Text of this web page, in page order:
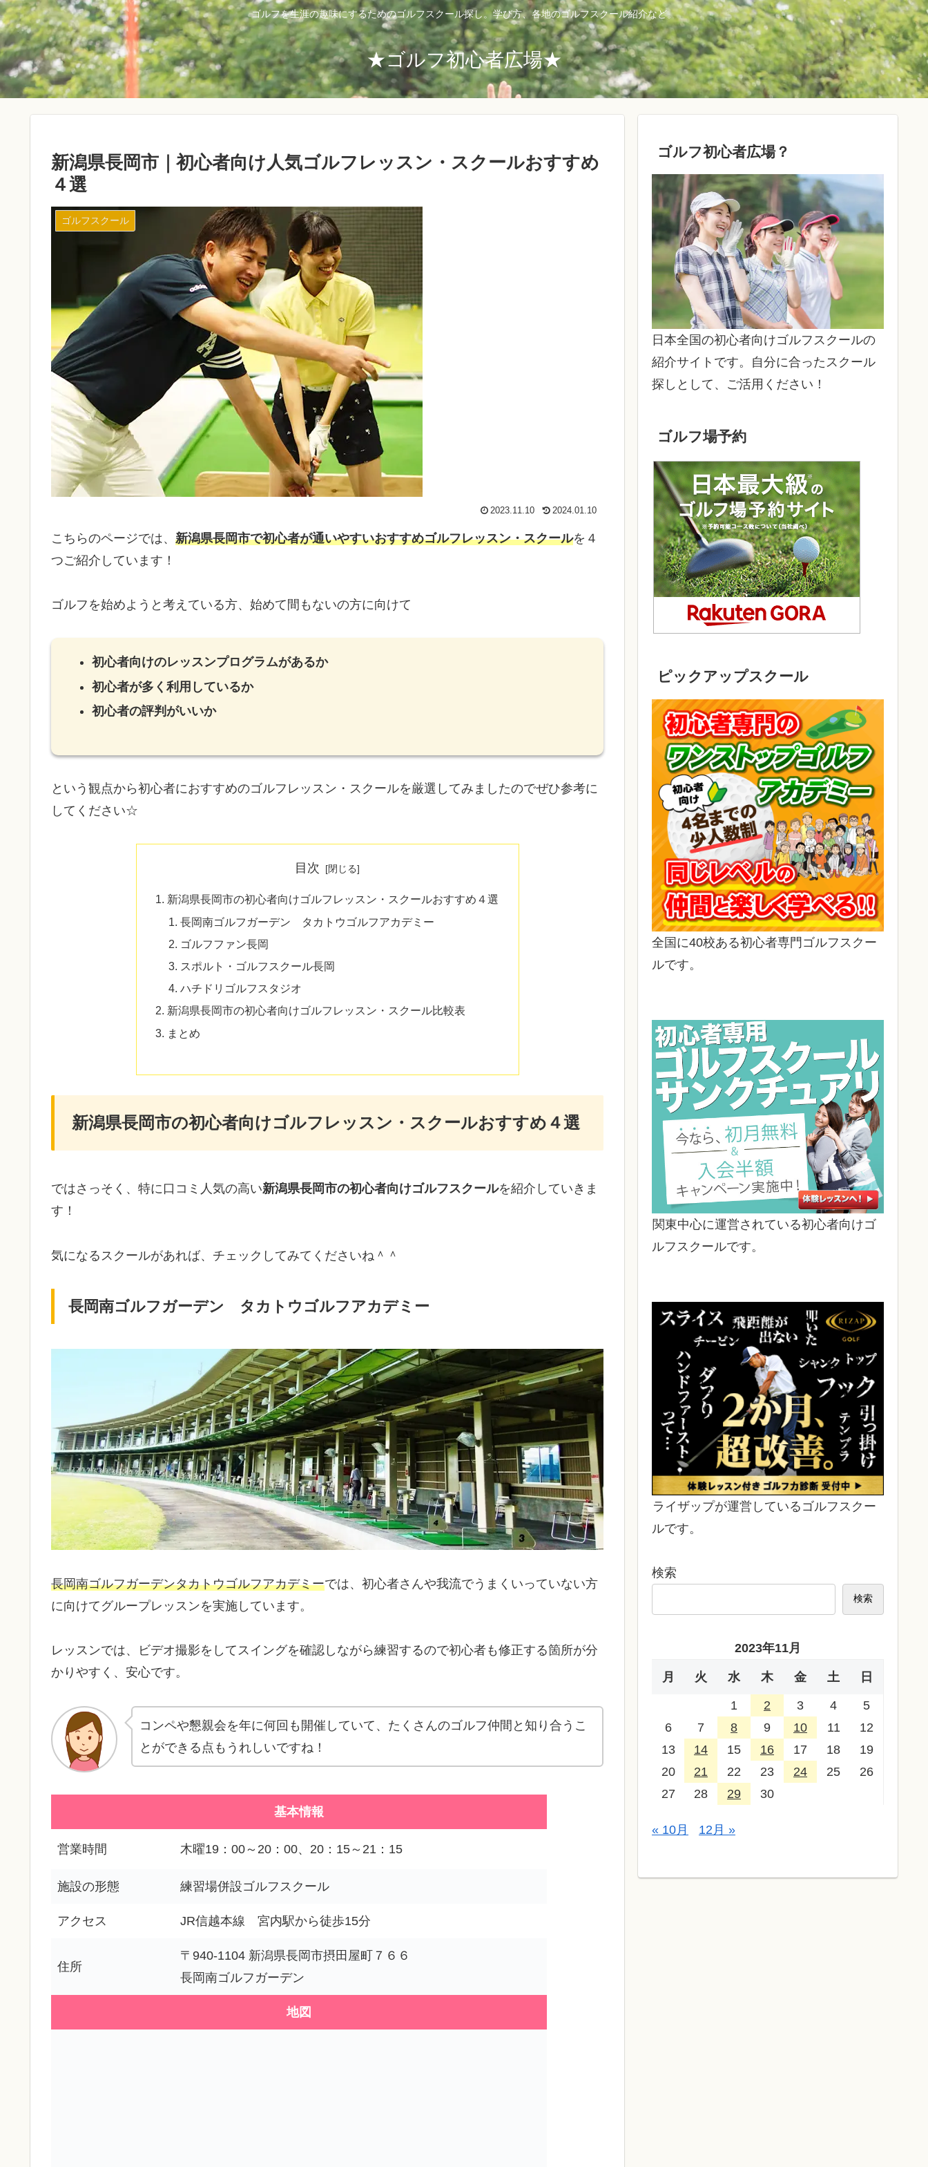
ゴルフを生涯の趣味にするためのゴルフスクール探し。学び方、各地のゴルフスクール紹介など。
★ゴルフ初心者広場★
新潟県長岡市｜初心者向け人気ゴルフレッスン・スクールおすすめ
４選
ゴルフスクール
2023.11.10 2024.01.10
こちらのページでは、 新潟県長岡市で初心者が通いやすいおすすめゴルフレッスン・スクールを４
つご紹介しています！
ゴルフを始めようと考えている方、始めて間もないの方に向けて
初心者向けのレッスンプログラムがあるか
初心者が多く利用しているか
初心者の評判がいいか
という観点から初心者におすすめのゴルフレッスン・スクールを厳選してみましたのでぜひ参考に
してください☆
目次
新潟県長岡市の初心者向けゴルフレッスン・スクールおすすめ４選
長岡南ゴルフガーデン タカトウゴルフアカデミー
ゴルフファン長岡
スポルト・ゴルフスクール長岡
ハチドリゴルフスタジオ
新潟県長岡市の初心者向けゴルフレッスン・スクール比較表
まとめ
新潟県長岡市の初心者向けゴルフレッスン・スクールおすすめ４選
ではさっそく、特に口コミ人気の高い新潟県長岡市の初心者向けゴルフスクールを紹介していきま
す！
気になるスクールがあれば、チェックしてみてくださいね＾＾
長岡南ゴルフガーデン タカトウゴルフアカデミー
長岡南ゴルフガーデンタカトウゴルフアカデミーでは、初心者さんや我流でうまくいっていない方
に向けてグループレッスンを実施しています。
レッスンでは、ビデオ撮影をしてスイングを確認しながら練習するので初心者も修正する箇所が分
かりやすく、安心です。
コンペや懇親会を年に何回も開催していて、たくさんのゴルフ仲間と知り合うこ
とができる点もうれしいですね！
基本情報
営業時間 木曜19：00～20：00、20：15～21：15
施設の形態 練習場併設ゴルフスクール
アクセス JR信越本線 宮内駅から徒歩15分
住所
〒940-1104 新潟県長岡市摂田屋町７６６
長岡南ゴルフガーデン
地図
ゴルフ初心者広場？
日本全国の初心者向けゴルフスクールの
紹介サイトです。自分に合ったスクール
探しとして、ご活用ください！
ゴルフ場予約
ピックアップスクール
全国に40校ある初心者専門ゴルフスクー
ルです。
関東中心に運営されている初心者向けゴ
ルフスクールです。
ライザップが運営しているゴルフスクー
ルです。
検索
検索
2023年11月
月 火 水 木 金 土 日
1 2 3 4
5
6
7 8 9 10 11
12
13
14 15 16 17 18
19
20
21 22 23 24 25
26
27
28 29 30
« 10月 12月 »